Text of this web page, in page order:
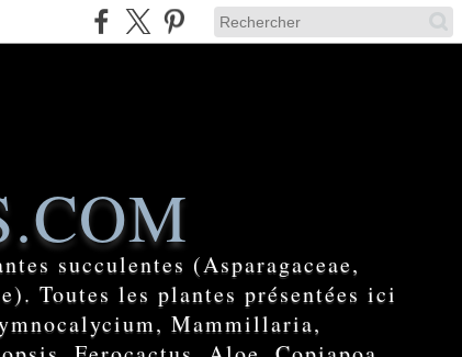
succulentes (Asparagaceae,
Toutes les plantes présentées ici
Mammillaria,